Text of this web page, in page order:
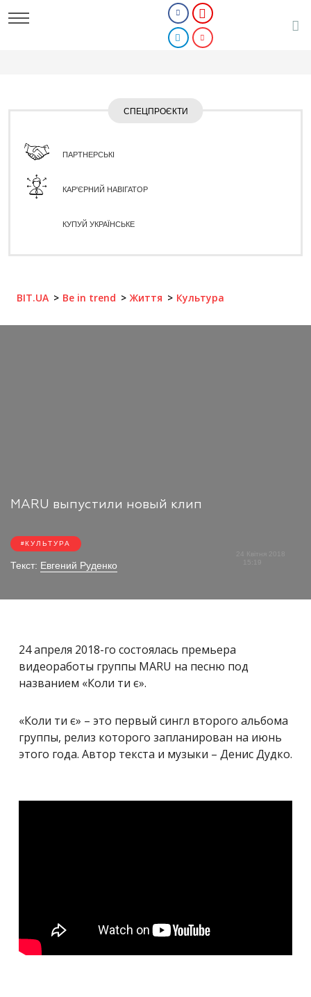
СПЕЦПРОЄКТИ
ПАРТНЕРСЬКІ
КАР'ЄРНИЙ НАВІГАТОР
КУПУЙ УКРАЇНСЬКЕ
BIT.UA Be in trend Життя Культура
MARU выпустили новый клип
КУЛЬТУРА
Текст: Евгений Руденко
15:19
24 апреля 2018-го состоялась премьера
видеоработы группы MARU на песню под
названием «Коли ти є».
«Коли ти є» – это первый сингл второго альбома
группы, релиз которого запланирован на июнь
этого года. Автор текста и музыки – Денис Дудко.